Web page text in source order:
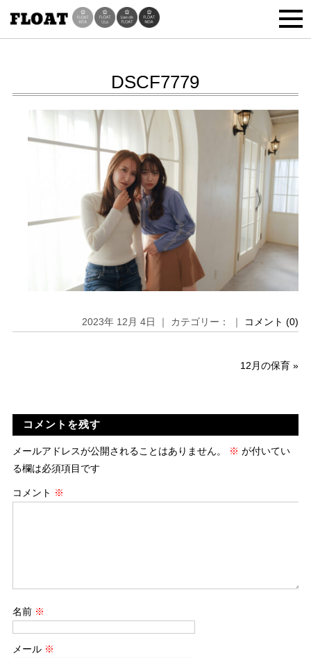
DSCF7779
2023年 12月 4日 ｜ カテゴリー： ｜ コメント (0)
12月の保育 »
コメントを残す
メールアドレスが公開されることはありません。 ※ が付いてい
る欄は必須項目です
コメント ※
名前 ※
メール ※